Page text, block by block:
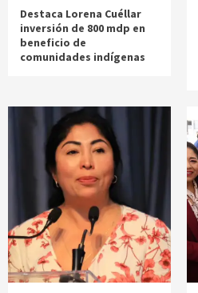
Destaca Lorena Cuéllar
inversión de 800 mdp en
beneficio de
comunidades indígenas